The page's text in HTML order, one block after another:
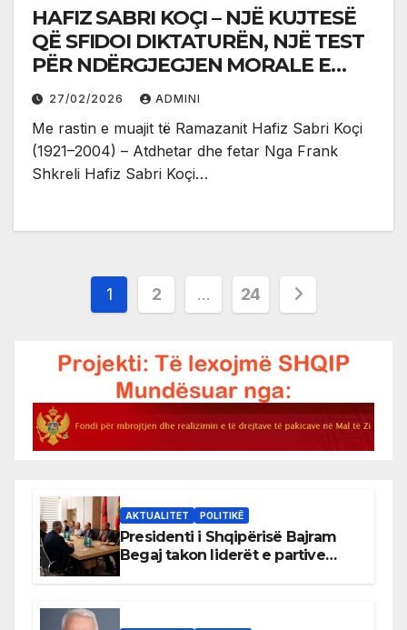
HAFIZ SABRI KOÇI – NJË KUJTESË
QË SFIDOI DIKTATURËN, NJË TEST
PËR NDËRGJEGJEN MORALE E
POLITIKE TË SHQIPTARËVE SOT
27/02/2026 ADMINI
Me rastin e muajit të Ramazanit Hafiz Sabri Koçi
(1921–2004) – Atdhetar dhe fetar Nga Frank
Shkreli Hafiz Sabri Koçi…
Posts
1 2 … 24
AKTUALITET POLITIKË
Presidenti i Shqipërisë Bajram
Begaj takon liderët e partive